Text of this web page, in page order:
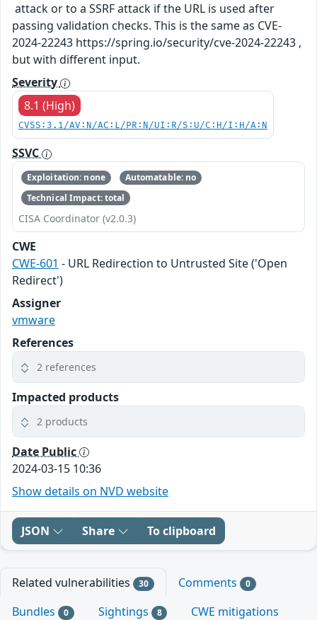
attack or to a SSRF attack if the URL is used after
passing validation checks. This is the same as CVE-
2024-22243 https://spring.io/security/cve-2024-22243 ,
but with different input.
Severity
8.1 (High)
CVSS:3.1/AV:N/AC:L/PR:N/UI:R/S:U/C:H/I:H/A:N
SSVC
Exploitation: none
Automatable: no
Technical Impact: total
CISA Coordinator (v2.0.3)
CWE
CWE-601 - URL Redirection to Untrusted Site ('Open
Redirect')
Assigner
vmware
References
2 references
Impacted products
2 products
Date Public
2024-03-15 10:36
Show details on NVD website
JSON Share To clipboard
Related vulnerabilities 30 Comments 0
Bundles 0 Sightings 8
CWE mitigations